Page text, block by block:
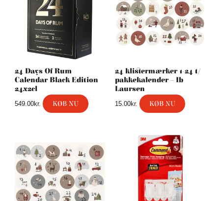
24 Days Of Rum
Calendar Black Edition
24x2cl
549.00kr. KØB NU
24 klistermærker 1-24 t/
pakkekalender – Ib
Laursen
15.00kr. KØB NU